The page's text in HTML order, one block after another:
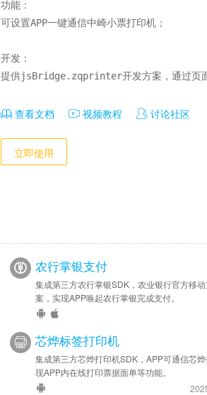
功能：
可设置APP一键通信中崎小票打印机；
开发：
提供jsBridge.zqprinter开发方案，通过页面
查看文档 视频教程 讨论社区
立即使用
农行掌银支付
集成第三方农行掌银SDK，农业银行官方移
案，实现APP唤起农行掌银完成支付。
芯烨标签打印机
集成第三方芯烨打印机SDK，APP可通信芯
现APP内在线打印票据面单等功能。